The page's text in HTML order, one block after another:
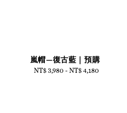
嵐帽—復古藍｜預購
Regular
NT$ 3,980-NT$ 4,180